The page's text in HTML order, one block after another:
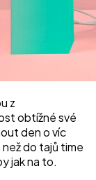
z
obtížné své
den o víc
do tajů time
jak na to.